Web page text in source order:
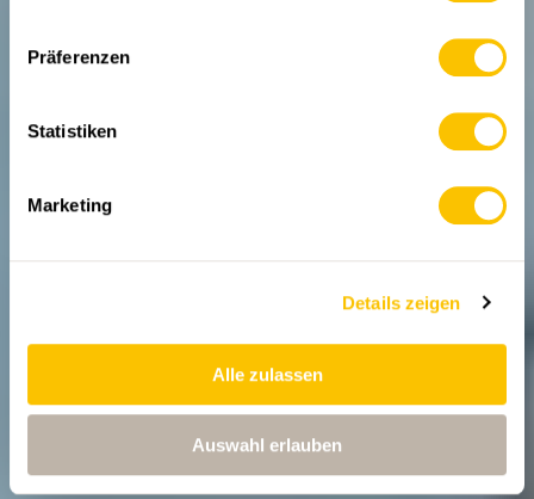
Präferenzen
Statistiken
Marketing
Details zeigen
Alle zulassen
Auswahl erlauben
zuträglich, ebenso wenig sind es WC-Papier und
Nastücher. Zeit also, über das Thema zu reden.